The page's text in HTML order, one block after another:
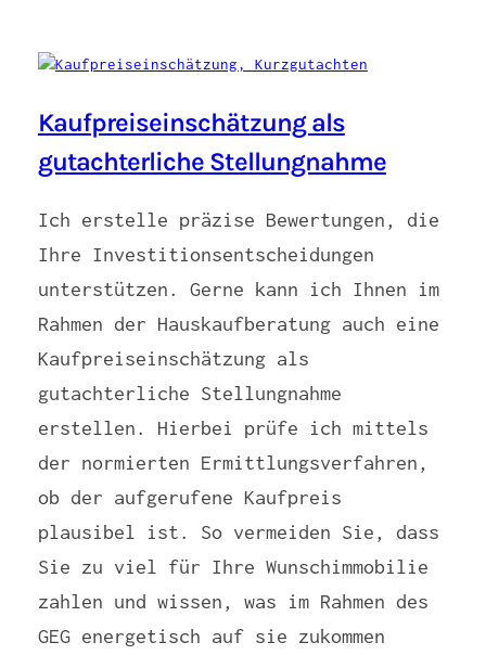
Kaufpreiseinschätzung als
gutachterliche Stellungnahme
Ich erstelle präzise Bewertungen, die
Ihre Investitionsentscheidungen
unterstützen. Gerne kann ich Ihnen im
Rahmen der Hauskaufberatung auch eine
Kaufpreiseinschätzung als
gutachterliche Stellungnahme
erstellen. Hierbei prüfe ich mittels
der normierten Ermittlungsverfahren,
ob der aufgerufene Kaufpreis
plausibel ist. So vermeiden Sie, dass
Sie zu viel für Ihre Wunschimmobilie
zahlen und wissen, was im Rahmen des
GEG energetisch auf sie zukommen